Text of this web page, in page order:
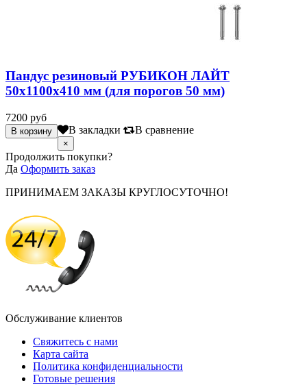
Пандус резиновый РУБИКОН ЛАЙТ
50х1100х410 мм (для порогов 50 мм)
7200 руб
В закладки В сравнение
×
Продолжить покупки?
Да Оформить заказ
ПРИНИМАЕМ ЗАКАЗЫ КРУГЛОСУТОЧНО!
Обслуживание клиентов
Свяжитесь с нами
Карта сайта
Политика конфиденциальности
Готовые решения